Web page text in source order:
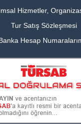
Hizmetler,
Tur Satış Sözleşmesi
Hesap